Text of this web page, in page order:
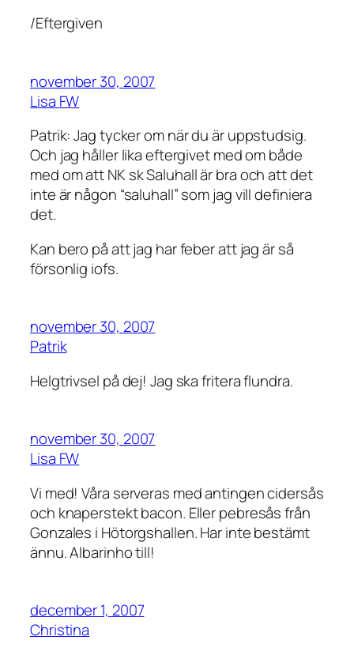
/Eftergiven
november 30, 2007
Lisa FW
Patrik: Jag tycker om när du är uppstudsig.
Och jag håller lika eftergivet med om både
med om att NK sk Saluhall är bra och att det
inte är någon “saluhall” som jag vill definiera
det.
Kan bero på att jag har feber att jag är så
försonlig iofs.
november 30, 2007
Patrik
Helgtrivsel på dej! Jag ska fritera flundra.
november 30, 2007
Lisa FW
Vi med! Våra serveras med antingen cidersås
och knaperstekt bacon. Eller pebresås från
Gonzales i Hötorgshallen. Har inte bestämt
ännu. Albarinho till!
december 1, 2007
Christina